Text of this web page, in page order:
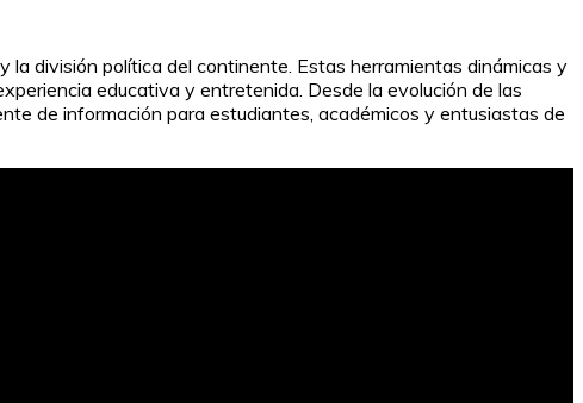
la división política del continente. Estas herramientas dinámicas y
educativa y entretenida. Desde la evolución de las
de información para estudiantes, académicos y entusiastas de